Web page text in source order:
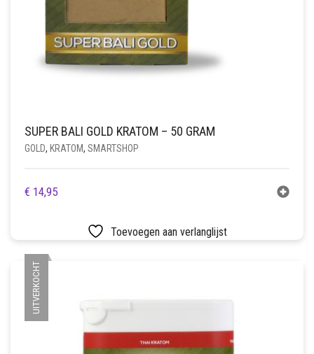
SUPER BALI GOLD KRATOM – 50 GRAM
GOLD, KRATOM, SMARTSHOP
€ 14,95
Toevoegen aan verlanglijst
UITVERKOCHT